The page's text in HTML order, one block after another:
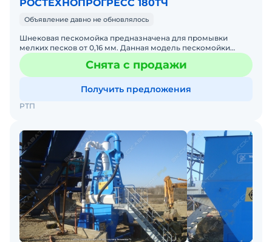
РОСТЕХНОПРОГРЕСС 180ТЧ
Объявление давно не обновлялось
Шнековая пескомойка предназначена для промывки
мелких песков от 0,16 мм. Данная модель пескомойки
специально разрабатывалась для промывки мелких песков
с высоки
Снята с продажи
Получить предложения
РТП